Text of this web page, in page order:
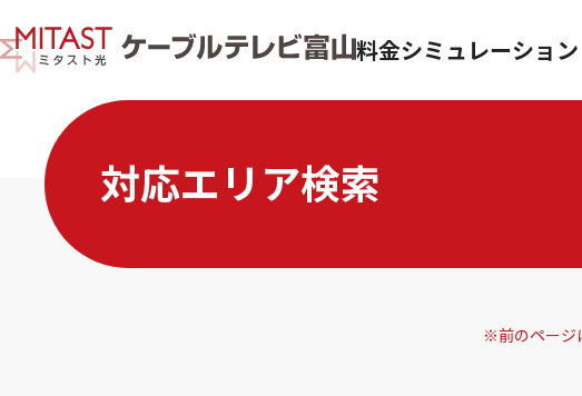
料金シミュレーション
対応エリア検索
※前のページ